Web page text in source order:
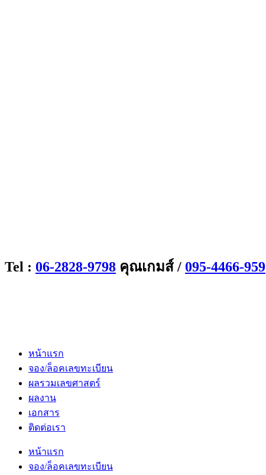
Tel : 06-2828-9798 คุณเกมส์ / 095-4466-959
หน้าแรก
จอง/ล็อคเลขทะเบียน
ผลรวมเลขศาสตร์
ผลงาน
เอกสาร
ติดต่อเรา
หน้าแรก
จอง/ล็อคเลขทะเบียน